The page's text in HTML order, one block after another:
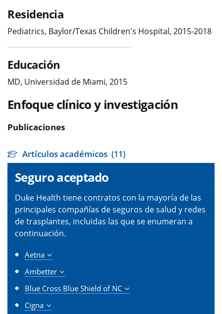
Residencia
Pediatrics, Baylor/Texas Children's Hospital, 2015-2018
Educación
MD, Universidad de Miami, 2015
Enfoque clínico y investigación
Publicaciones
Artículos académicos (11)
Seguro aceptado
Duke Health tiene contratos con la mayoría de las
principales compañías de seguros de salud y redes
de trasplantes, incluidas las que se enumeran a
continuación.
Aetna
Ambetter
Blue Cross Blue Shield of NC
Cigna